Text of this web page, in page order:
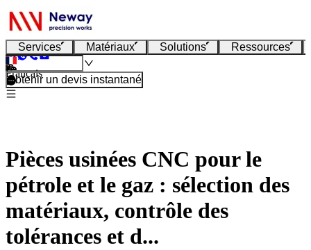
Services Matériaux Solutions Ressources
Français
Obtenir un devis instantané
Pièces usinées CNC pour le
pétrole et le gaz : sélection des
matériaux, contrôle des
tolérances et d...